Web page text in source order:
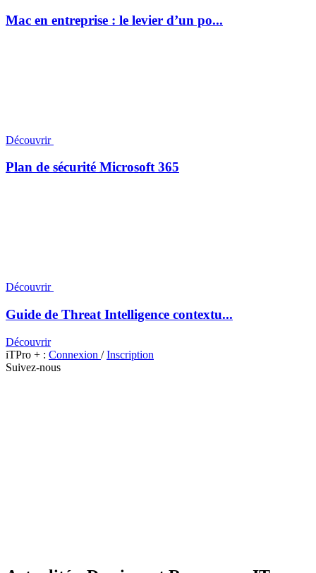
Mac en entreprise : le levier d’un po...
Découvrir
Plan de sécurité Microsoft 365
Découvrir
Guide de Threat Intelligence contextu...
Découvrir
iTPro + : Connexion /Inscription
Suivez-nous